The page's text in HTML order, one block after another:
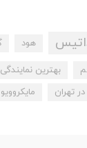
هود
بهترین
تهران مایکروویو